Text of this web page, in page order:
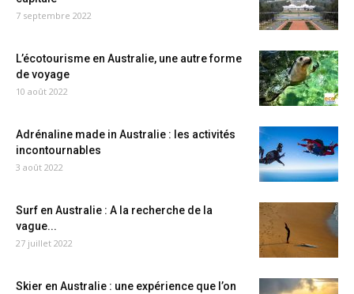
7 septembre 2022
L’écotourisme en Australie, une autre forme
de voyage
10 août 2022
Adrénaline made in Australie : les activités
incontournables
3 août 2022
Surf en Australie : A la recherche de la
vague...
27 juillet 2022
Skier en Australie : une expérience que l’on